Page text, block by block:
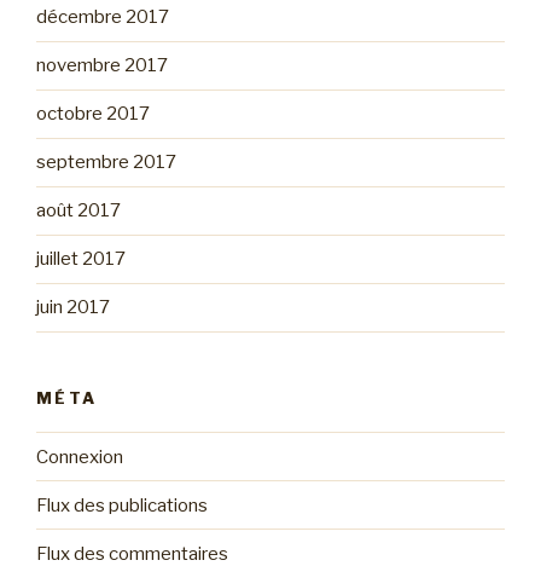
décembre 2017
novembre 2017
octobre 2017
septembre 2017
août 2017
juillet 2017
juin 2017
MÉTA
Connexion
Flux des publications
Flux des commentaires